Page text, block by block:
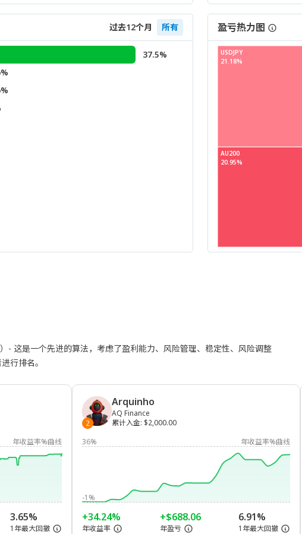
过去12个月 所有
37.5%
盈亏热力图
USDJPY
AU200
21.18%
20.95%
- 这是一个先进的算法，考虑了盈利能力、风险管理、稳定性、风险调整
行排名。
年收益率%曲线
3.65%
1年最大回撤
2
Arquinho
AQ Finance
累计入金: $2,000.00
36%
年收益率%曲线
-1%
+34.24%
年收益率
+$688.06
年盈亏
6.91%
1年最大回撤